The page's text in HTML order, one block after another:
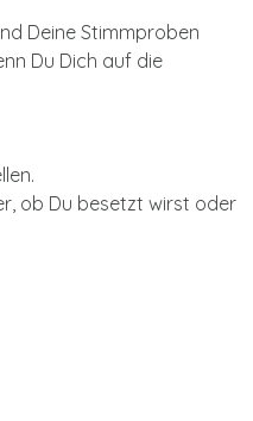
Deine Stimmproben
Du Dich auf die
ob Du besetzt wirst oder